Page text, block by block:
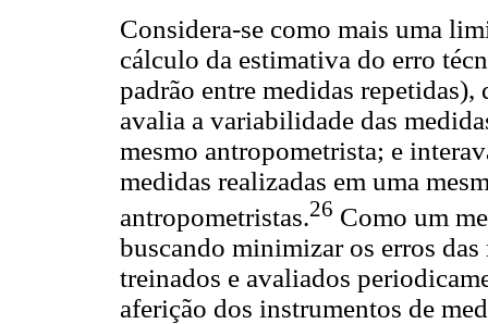
Considera-se como mais uma
cálculo da estimativa do erro
padrão entre medidas
avalia a variabilidade das
mesmo antropometrista; e
medidas realizadas em uma
antropometristas.26 Como um
buscando minimizar os erros
treinados e avaliados
aferição dos instrumentos de